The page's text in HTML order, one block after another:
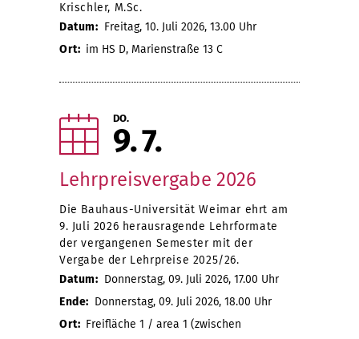
Krischler, M.Sc.
Datum: Freitag, 10. Juli 2026, 13.00 Uhr
Ort: im HS D, Marienstraße 13 C
DO.
9 7
Lehrpreisvergabe 2026
Die Bauhaus-Universität Weimar ehrt am
9. Juli 2026 herausragende Lehrformate
der vergangenen Semester mit der
Vergabe der Lehrpreise 2025/26.
Datum: Donnerstag, 09. Juli 2026, 17.00 Uhr
Ende: Donnerstag, 09. Juli 2026, 18.00 Uhr
Ort: Freifläche 1 / area 1 (zwischen